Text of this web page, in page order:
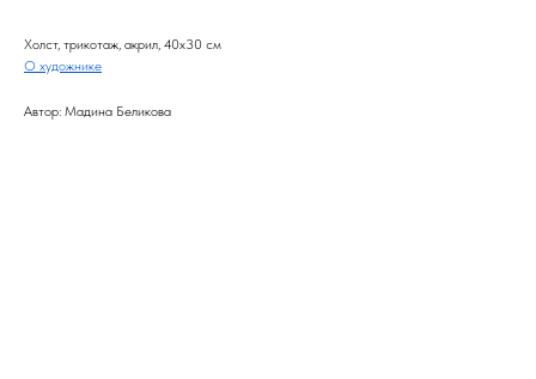
Холст, трикотаж, акрил, 40x30 см
О художнике
Автор: Мадина Беликова